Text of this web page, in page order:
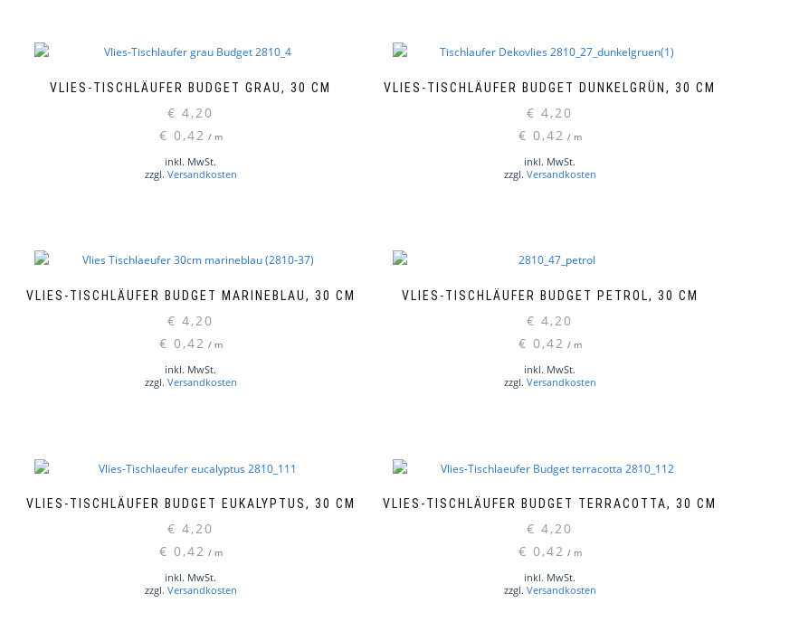
VLIES-TISCHLÄUFER BUDGET GRAU, 30 CM
€ 4,20
€ 0,42 / m
inkl. MwSt.
zzgl. Versandkosten
VLIES-TISCHLÄUFER BUDGET DUNKELGRÜN, 30 CM
€ 4,20
€ 0,42 / m
inkl. MwSt.
zzgl. Versandkosten
VLIES-TISCHLÄUFER BUDGET MARINEBLAU, 30 CM
€ 4,20
€ 0,42 / m
inkl. MwSt.
zzgl. Versandkosten
VLIES-TISCHLÄUFER BUDGET PETROL, 30 CM
€ 4,20
€ 0,42 / m
inkl. MwSt.
zzgl. Versandkosten
VLIES-TISCHLÄUFER BUDGET EUKALYPTUS, 30 CM
€ 4,20
€ 0,42 / m
inkl. MwSt.
zzgl. Versandkosten
VLIES-TISCHLÄUFER BUDGET TERRACOTTA, 30 CM
€ 4,20
€ 0,42 / m
inkl. MwSt.
zzgl. Versandkosten